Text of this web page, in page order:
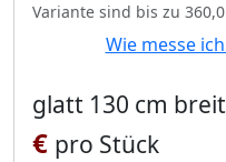
Variante sind bis zu
Wie messe
glatt 130 cm
€ pro Stück